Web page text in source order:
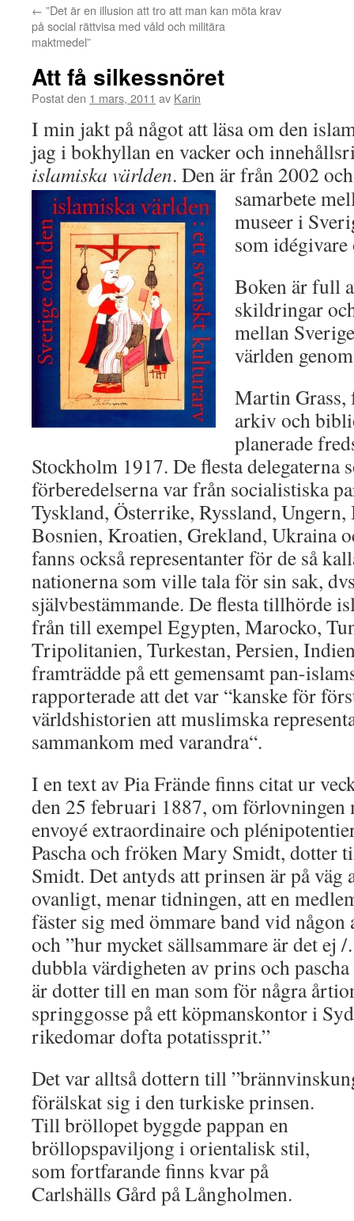
← ”Det är en illusion att tro att man kan möta krav
på social rättvisa med våld och militära
maktmedel”
Att få silkessnöret
Postat den 1 mars, 2011 av Karin
I min jakt på något att läsa om den
jag i bokhyllan en vacker och
islamiska världen. Den är från 2002
samarbete
museer i
som
Boken är full
skildringar
mellan
världen
Martin Grass,
arkiv och
planerade
Stockholm 1917. De flesta delegaterna
förberedelserna var från socialistiska
Tyskland, Österrike, Ryssland,
Bosnien, Kroatien, Grekland, Ukraina
fanns också representanter för de så
nationerna som ville tala för sin sak,
självbestämmande. De flesta tillhörde
från till exempel Egypten, Marocko,
Tripolitanien, Turkestan, Persien,
framträdde på ett gemensamt pan-
rapporterade att det var “kanske för
världshistorien att muslimska
sammankom med varandra“.
I en text av Pia Frände finns citat ur
den 25 februari 1887, om
envoyé extraordinaire och
Pascha och fröken Mary Smidt, dotter
Smidt. Det antyds att prinsen är på väg
ovanligt, menar tidningen, att en
fäster sig med ömmare band vid
och ”hur mycket sällsammare är det ej
dubbla värdigheten av prins och
är dotter till en man som för några
springgosse på ett köpmanskontor i
rikedomar dofta potatissprit.”
Det var alltså dottern till
förälskat sig i den turkiske prinsen.
Till bröllopet byggde pappan en
bröllopspaviljong i orientalisk stil,
som fortfarande finns kvar på
Carlshälls Gård på Långholmen.